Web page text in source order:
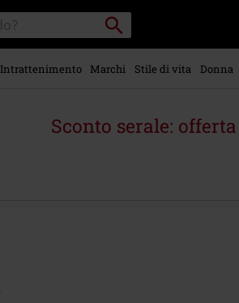
Cerca
Punto
di
ritiro
Intrattenimento Marchi Stile di vita Donna
Sconto serale: